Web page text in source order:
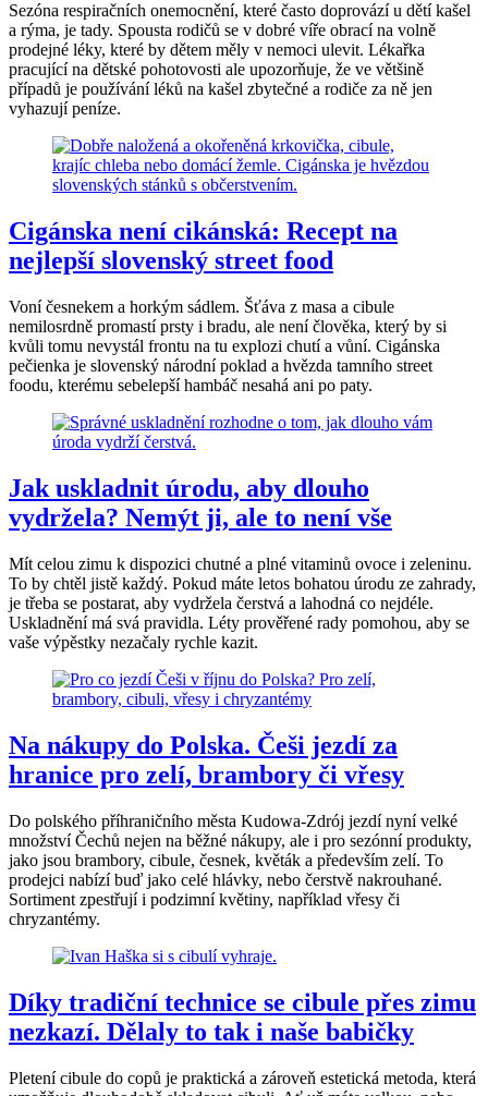
Sezóna respiračních onemocnění, které často doprovází u dětí kašel
a rýma, je tady. Spousta rodičů se v dobré víře obrací na volně
prodejné léky, které by dětem měly v nemoci ulevit. Lékařka
pracující na dětské pohotovosti ale upozorňuje, že ve většině
případů je používání léků na kašel zbytečné a rodiče za ně jen
vyhazují peníze.
Cigánska není cikánská: Recept na
nejlepší slovenský street food
Voní česnekem a horkým sádlem. Šťáva z masa a cibule
nemilosrdně promastí prsty i bradu, ale není člověka, který by si
kvůli tomu nevystál frontu na tu explozi chutí a vůní. Cigánska
pečienka je slovenský národní poklad a hvězda tamního street
foodu, kterému sebelepší hambáč nesahá ani po paty.
Jak uskladnit úrodu, aby dlouho
vydržela? Nemýt ji, ale to není vše
Mít celou zimu k dispozici chutné a plné vitaminů ovoce i zeleninu.
To by chtěl jistě každý. Pokud máte letos bohatou úrodu ze zahrady,
je třeba se postarat, aby vydržela čerstvá a lahodná co nejdéle.
Uskladnění má svá pravidla. Léty prověřené rady pomohou, aby se
vaše výpěstky nezačaly rychle kazit.
Na nákupy do Polska. Češi jezdí za
hranice pro zelí, brambory či vřesy
Do polského příhraničního města Kudowa-Zdrój jezdí nyní velké
množství Čechů nejen na běžné nákupy, ale i pro sezónní produkty,
jako jsou brambory, cibule, česnek, květák a především zelí. To
prodejci nabízí buď jako celé hlávky, nebo čerstvě nakrouhané.
Sortiment zpestřují i podzimní květiny, například vřesy či
chryzantémy.
Díky tradiční technice se cibule přes zimu
nezkazí. Dělaly to tak i naše babičky
Pletení cibule do copů je praktická a zároveň estetická metoda, která